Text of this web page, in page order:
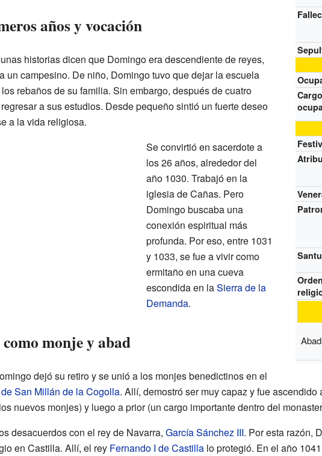
Orden
Abad
años y vocación
historias dicen que Domingo era descendiente de reyes,
un campesino. De niño, Domingo tuvo que dejar la escuela
rebaños de su familia. Sin embargo, después de cuatro
a sus estudios. Desde pequeño sintió un fuerte deseo
a la vida religiosa.
Se convirtió en sacerdote a
los 26 años, alrededor del
año 1030. Trabajó en la
iglesia de Cañas. Pero
Domingo buscaba una
conexión espiritual más
profunda. Por eso, entre 1031
y 1033, se fue a vivir como
ermitaño en una cueva
escondida en laSierra de la
Demanda.
monje y abad
dejó su retiro y se unió a los monjes benedictinos en el
San Millán de la Cogolla. Allí, demostró ser muy capaz y fue
nuevos monjes) y luego a prior (un cargo importante dentro del
desacuerdos con el rey de Navarra, García Sánchez III. Por esta razón,
en Castilla. Allí, el rey Fernando I de Castillalo protegió. En el año